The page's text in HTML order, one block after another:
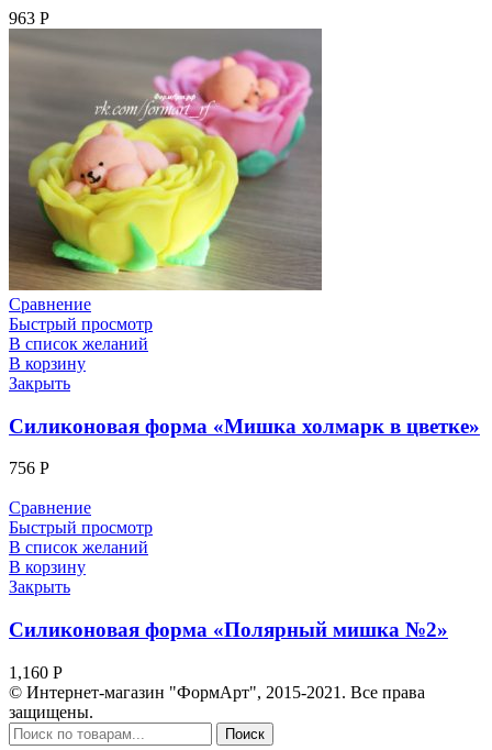
963 Р
Сравнение
Быстрый просмотр
В список желаний
В корзину
Закрыть
Силиконовая форма «Мишка холмарк в цветке»
756 Р
Сравнение
Быстрый просмотр
В список желаний
В корзину
Закрыть
Силиконовая форма «Полярный мишка №2»
1,160 Р
© Интернет-магазин "ФормАрт", 2015-2021. Все права
защищены.
Поиск